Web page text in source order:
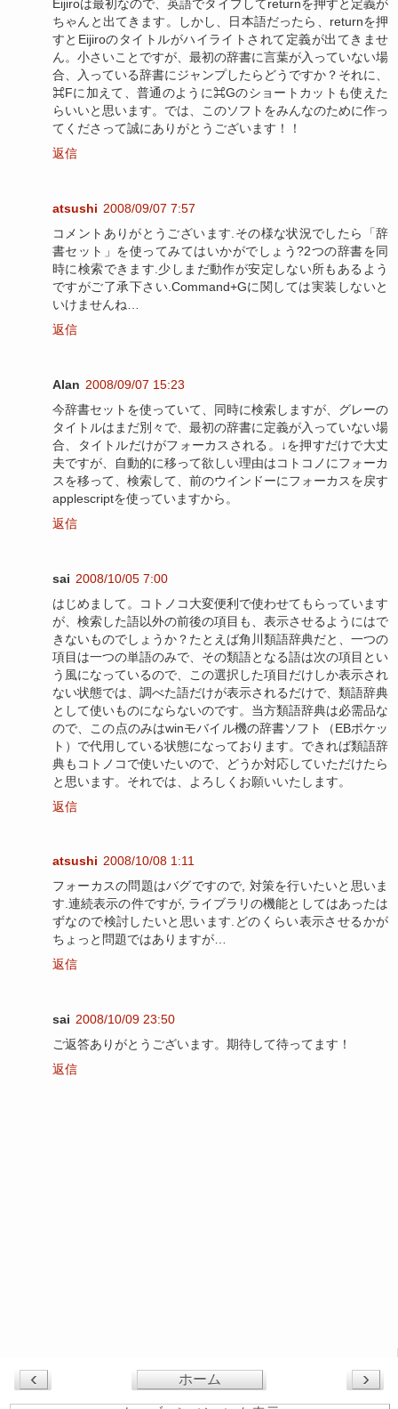
Eijiroは最初なので、英語でタイプしてreturnを押すと定義が
ちゃんと出てきます。しかし、日本語だったら、returnを押
すとEijiroのタイトルがハイライトされて定義が出てきませ
ん。小さいことですが、最初の辞書に言葉が入っていない場
合、入っている辞書にジャンプしたらどうですか？それに、
⌘Fに加えて、普通のように⌘Gのショートカットも使えた
らいいと思います。では、このソフトをみんなのために作っ
てくださって誠にありがとうございます！！
返信
atsushi 2008/09/07 7:57
コメントありがとうございます.その様な状況でしたら「辞
書セット」を使ってみてはいかがでしょう?2つの辞書を同
時に検索できます.少しまだ動作が安定しない所もあるよう
ですがご了承下さい.Command+Gに関しては実装しないと
いけませんね…
返信
Alan 2008/09/07 15:23
今辞書セットを使っていて、同時に検索しますが、グレーの
タイトルはまだ別々で、最初の辞書に定義が入っていない場
合、タイトルだけがフォーカスされる。↓を押すだけで大丈
夫ですが、自動的に移って欲しい理由はコトコノにフォーカ
スを移って、検索して、前のウインドーにフォーカスを戻す
applescriptを使っていますから。
返信
sai 2008/10/05 7:00
はじめまして。コトノコ大変便利で使わせてもらっています
が、検索した語以外の前後の項目も、表示させるようにはで
きないものでしょうか？たとえば角川類語辞典だと、一つの
項目は一つの単語のみで、その類語となる語は次の項目とい
う風になっているので、この選択した項目だけしか表示され
ない状態では、調べた語だけが表示されるだけで、類語辞典
として使いものにならないのです。当方類語辞典は必需品な
ので、この点のみはwinモバイル機の辞書ソフト（EBポケッ
ト）で代用している状態になっております。できれば類語辞
典もコトノコで使いたいので、どうか対応していただけたら
と思います。それでは、よろしくお願いいたします。
返信
atsushi 2008/10/08 1:11
フォーカスの問題はバグですので, 対策を行いたいと思いま
す.連続表示の件ですが, ライブラリの機能としてはあったは
ずなので検討したいと思います.どのくらい表示させるかが
ちょっと問題ではありますが…
返信
sai 2008/10/09 23:50
ご返答ありがとうございます。期待して待ってます！
返信
‹ ›
ホーム